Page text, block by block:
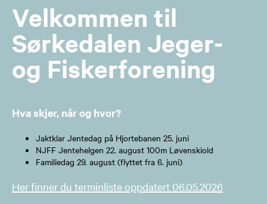
Velkommen til
Sørkedalen Jeger-
og Fiskerforening
Hva skjer, når og hvor?
Jaktklar Jentedag på Hjortebanen 25. juni
NJFF Jentehelgen 22. august 100m Løvenskiold
Familiedag 29. august (flyttet fra 6. juni)
Her finner du terminliste oppdatert 06.05.2026